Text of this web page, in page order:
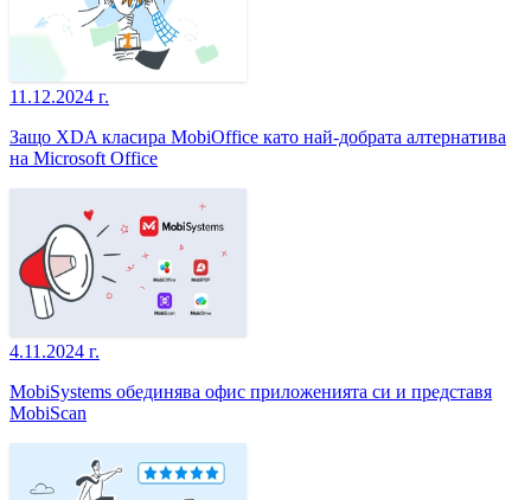
11.12.2024 г.
Защо XDA класира MobiOffice като най-добрата алтернатива
на Microsoft Office
4.11.2024 г.
MobiSystems обединява офис приложенията си и представя
MobiScan